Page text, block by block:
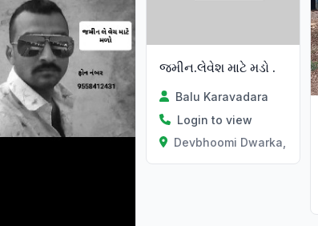
જમીન.લેવેશ માટે મડો .
Balu Karavadara
Login to view
Devbhoomi Dwarka,